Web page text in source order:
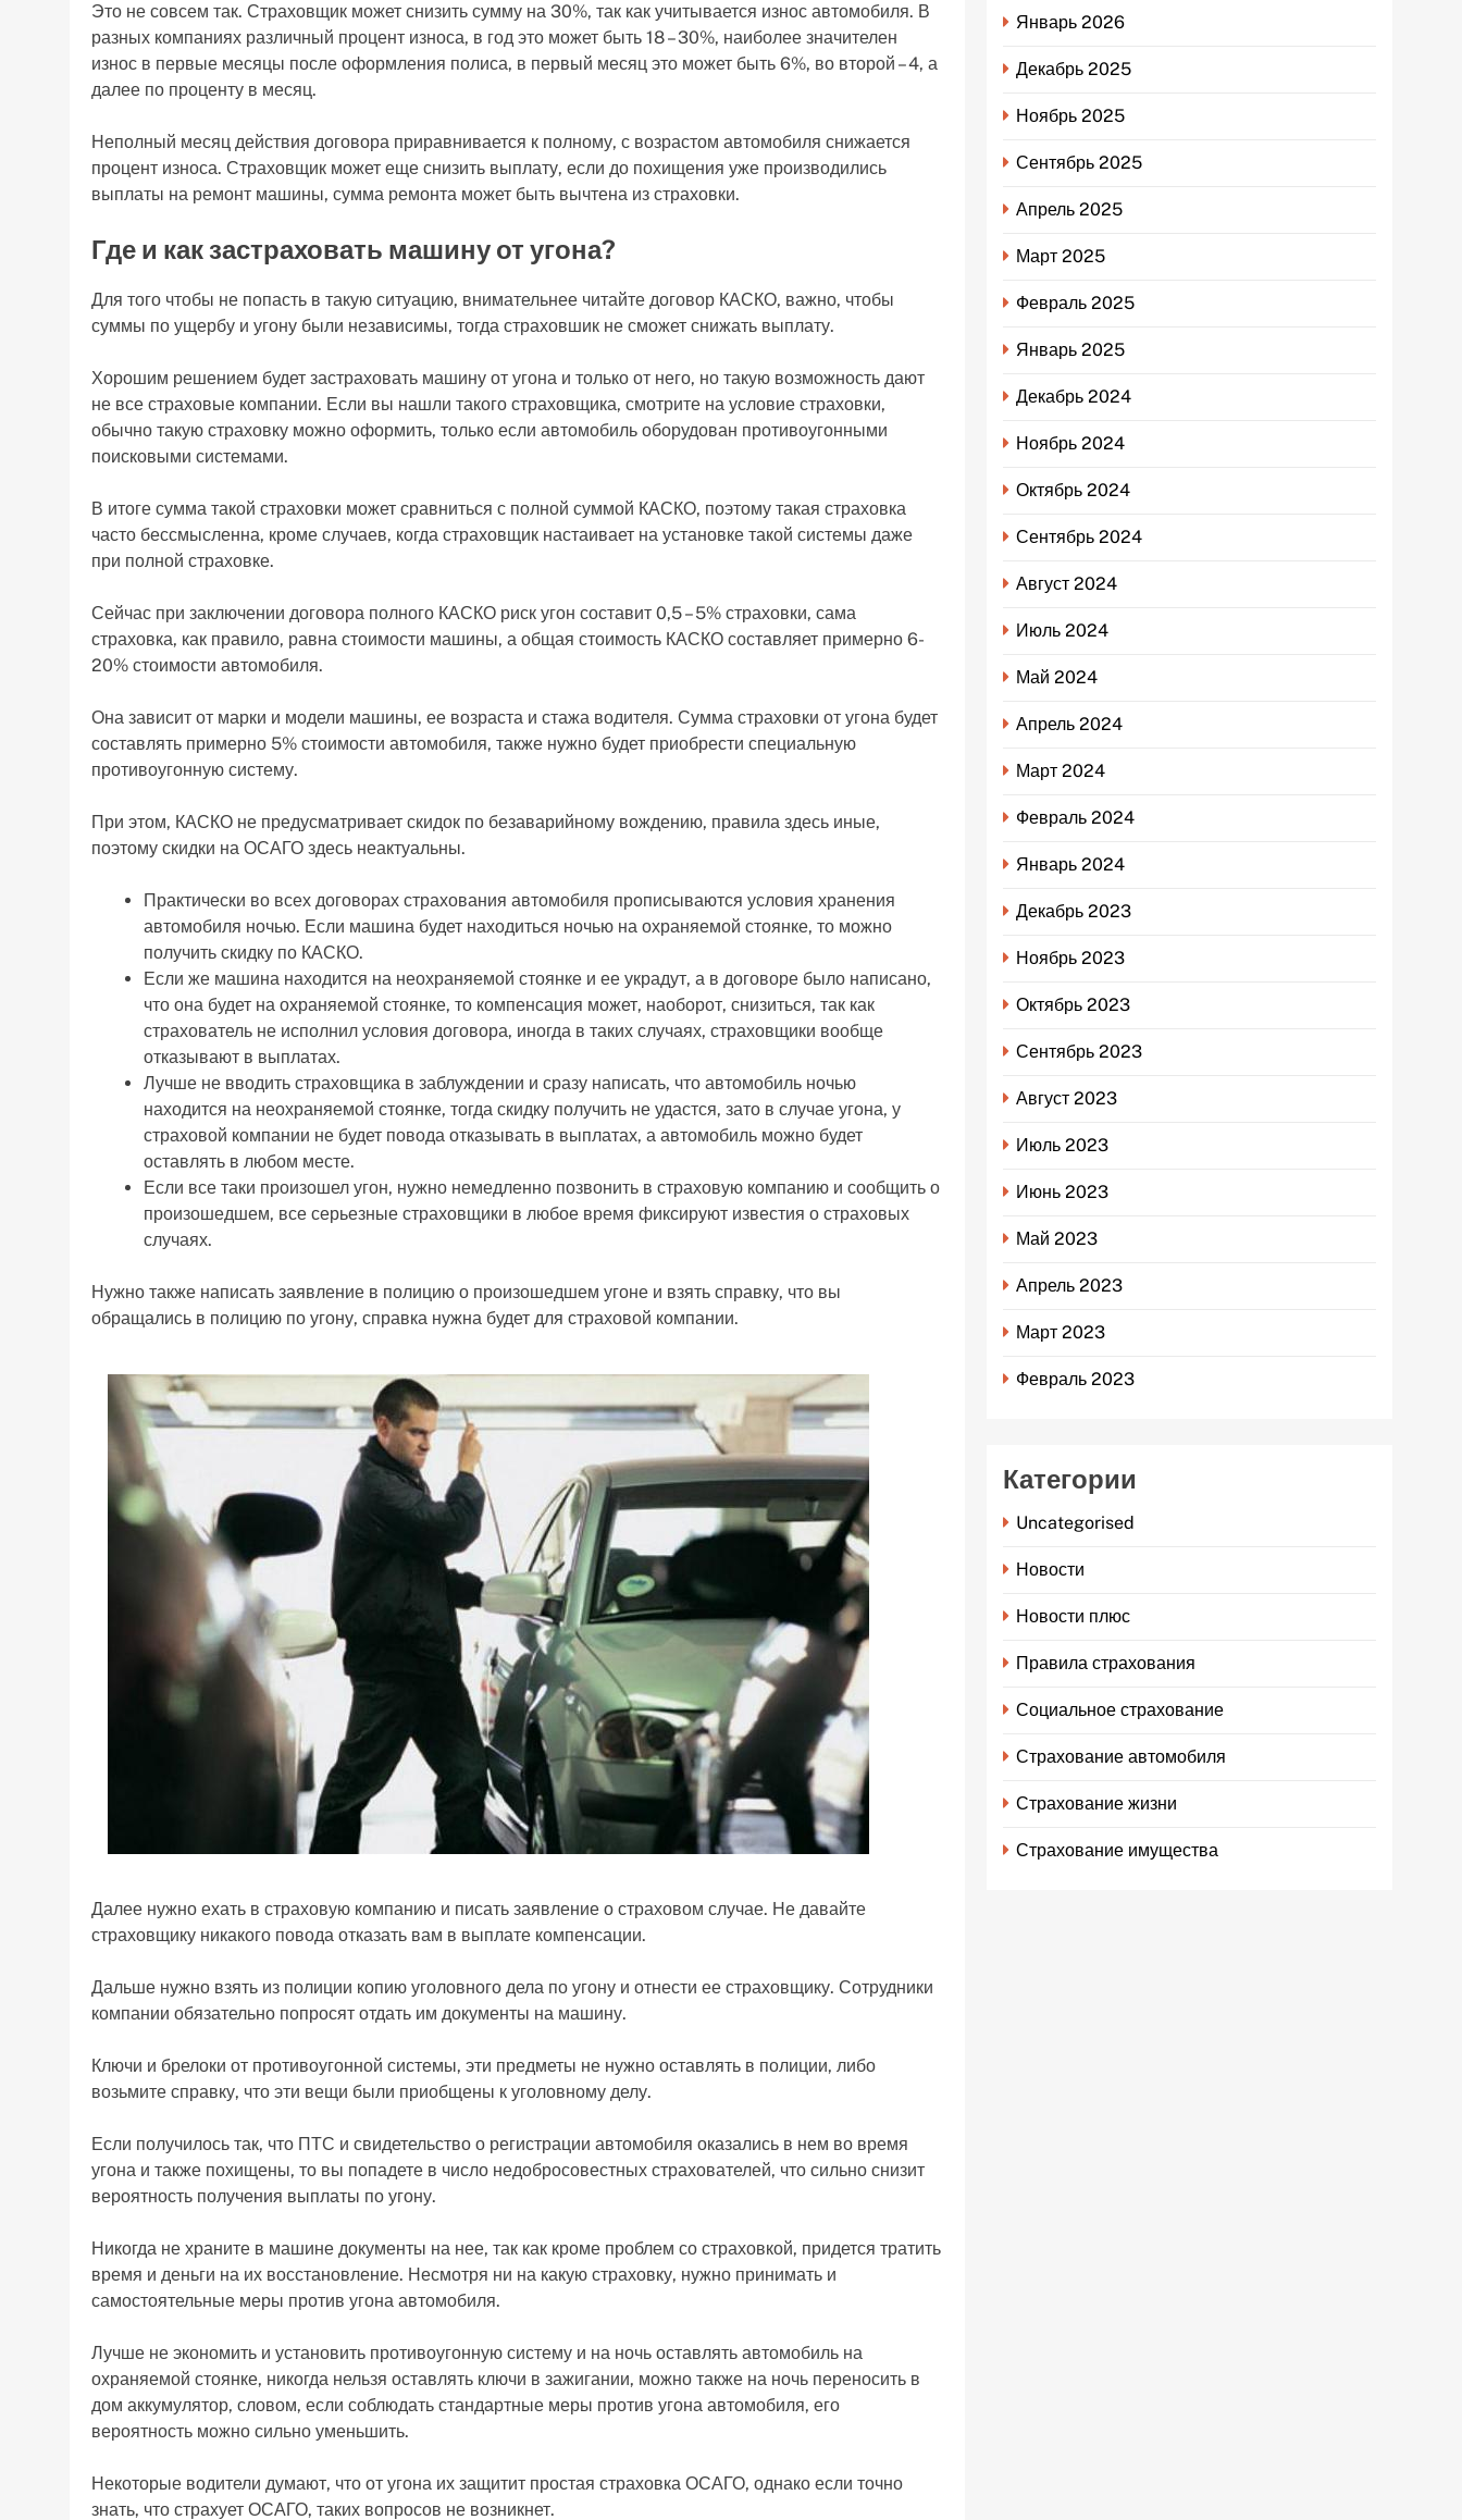
Это не совсем так. Страховщик может снизить сумму на 30%, так как учитывается износ автомобиля. В
разных компаниях различный процент износа, в год это может быть 18 – 30%, наиболее значителен
износ в первые месяцы после оформления полиса, в первый месяц это может быть 6%, во второй – 4, а
далее по проценту в месяц.
Неполный месяц действия договора приравнивается к полному, с возрастом автомобиля снижается
процент износа. Страховщик может еще снизить выплату, если до похищения уже производились
выплаты на ремонт машины, сумма ремонта может быть вычтена из страховки.
Где и как застраховать машину от угона?
Для того чтобы не попасть в такую ситуацию, внимательнее читайте договор КАСКО, важно, чтобы
суммы по ущербу и угону были независимы, тогда страховшик не сможет снижать выплату.
Хорошим решением будет застраховать машину от угона и только от него, но такую возможность дают
не все страховые компании. Если вы нашли такого страховщика, смотрите на условие страховки,
обычно такую страховку можно оформить, только если автомобиль оборудован противоугонными
поисковыми системами.
В итоге сумма такой страховки может сравниться с полной суммой КАСКО, поэтому такая страховка
часто бессмысленна, кроме случаев, когда страховщик настаивает на установке такой системы даже
при полной страховке.
Сейчас при заключении договора полного КАСКО риск угон составит 0,5 – 5% страховки, сама
страховка, как правило, равна стоимости машины, а общая стоимость КАСКО составляет примерно 6-
20% стоимости автомобиля.
Она зависит от марки и модели машины, ее возраста и стажа водителя. Сумма страховки от угона будет
составлять примерно 5% стоимости автомобиля, также нужно будет приобрести специальную
противоугонную систему.
При этом, КАСКО не предусматривает скидок по безаварийному вождению, правила здесь иные,
поэтому скидки на ОСАГО здесь неактуальны.
Практически во всех договорах страхования автомобиля прописываются условия хранения
автомобиля ночью. Если машина будет находиться ночью на охраняемой стоянке, то можно
получить скидку по КАСКО.
Если же машина находится на неохраняемой стоянке и ее украдут, а в договоре было написано,
что она будет на охраняемой стоянке, то компенсация может, наоборот, снизиться, так как
страхователь не исполнил условия договора, иногда в таких случаях, страховщики вообще
отказывают в выплатах.
Лучше не вводить страховщика в заблуждении и сразу написать, что автомобиль ночью
находится на неохраняемой стоянке, тогда скидку получить не удастся, зато в случае угона, у
страховой компании не будет повода отказывать в выплатах, а автомобиль можно будет
оставлять в любом месте.
Если все таки произошел угон, нужно немедленно позвонить в страховую компанию и сообщить о
произошедшем, все серьезные страховщики в любое время фиксируют известия о страховых
случаях.
Нужно также написать заявление в полицию о произошедшем угоне и взять справку, что вы
обращались в полицию по угону, справка нужна будет для страховой компании.
Далее нужно ехать в страховую компанию и писать заявление о страховом случае. Не давайте
страховщику никакого повода отказать вам в выплате компенсации.
Дальше нужно взять из полиции копию уголовного дела по угону и отнести ее страховщику. Сотрудники
компании обязательно попросят отдать им документы на машину.
Ключи и брелоки от противоугонной системы, эти предметы не нужно оставлять в полиции, либо
возьмите справку, что эти вещи были приобщены к уголовному делу.
Если получилось так, что ПТС и свидетельство о регистрации автомобиля оказались в нем во время
угона и также похищены, то вы попадете в число недобросовестных страхователей, что сильно снизит
вероятность получения выплаты по угону.
Никогда не храните в машине документы на нее, так как кроме проблем со страховкой, придется тратить
время и деньги на их восстановление. Несмотря ни на какую страховку, нужно принимать и
самостоятельные меры против угона автомобиля.
Лучше не экономить и установить противоугонную систему и на ночь оставлять автомобиль на
охраняемой стоянке, никогда нельзя оставлять ключи в зажигании, можно также на ночь переносить в
дом аккумулятор, словом, если соблюдать стандартные меры против угона автомобиля, его
вероятность можно сильно уменьшить.
Некоторые водители думают, что от угона их защитит простая страховка ОСАГО, однако если точно
знать, что страхует ОСАГО, таких вопросов не возникнет.
Январь 2026
Декабрь 2025
Ноябрь 2025
Сентябрь 2025
Апрель 2025
Март 2025
Февраль 2025
Январь 2025
Декабрь 2024
Ноябрь 2024
Октябрь 2024
Сентябрь 2024
Август 2024
Июль 2024
Май 2024
Апрель 2024
Март 2024
Февраль 2024
Январь 2024
Декабрь 2023
Ноябрь 2023
Октябрь 2023
Сентябрь 2023
Август 2023
Июль 2023
Июнь 2023
Май 2023
Апрель 2023
Март 2023
Февраль 2023
Категории
Uncategorised
Новости
Новости плюс
Правила страхования
Социальное страхование
Страхование автомобиля
Страхование жизни
Страхование имущества